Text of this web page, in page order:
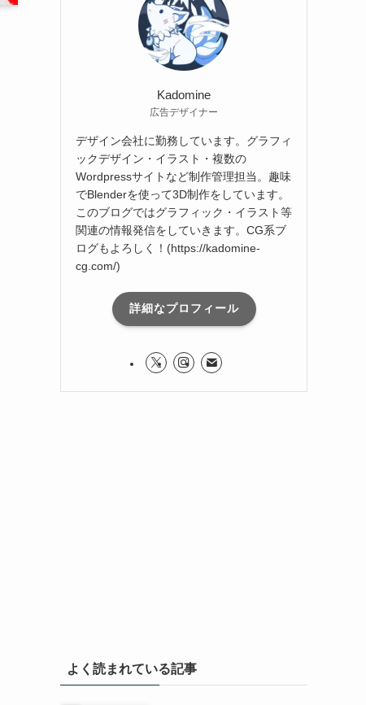
Kadomine
広告デザイナー
デザイン会社に勤務しています。グラフィ
ックデザイン・イラスト・複数の
Wordpressサイトなど制作管理担当。趣味
でBlenderを使って3D制作をしています。
このブログではグラフィック・イラスト等
関連の情報発信をしていきます。CG系ブ
ログもよろしく！(https://kadomine-
cg.com/)
詳細なプロフィール
よく読まれている記事